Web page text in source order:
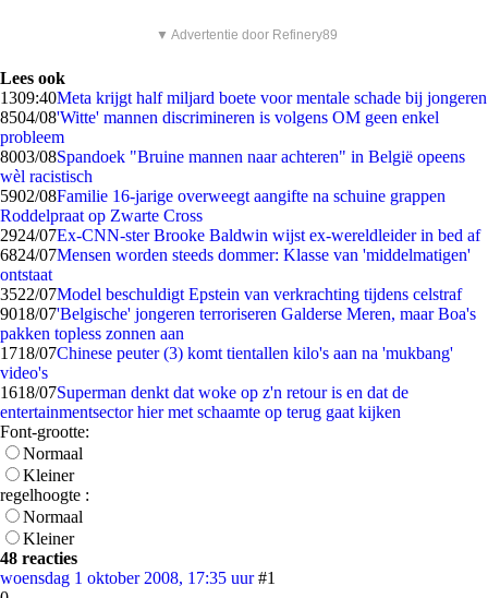
▼ Advertentie door Refinery89
Lees ook
1309:40Meta krijgt half miljard boete voor mentale schade bij jongeren
8504/08'Witte' mannen discrimineren is volgens OM geen enkel
probleem
8003/08Spandoek "Bruine mannen naar achteren" in België opeens
wèl racistisch
5902/08Familie 16-jarige overweegt aangifte na schuine grappen
Roddelpraat op Zwarte Cross
2924/07Ex-CNN-ster Brooke Baldwin wijst ex-wereldleider in bed af
6824/07Mensen worden steeds dommer: Klasse van 'middelmatigen'
ontstaat
3522/07Model beschuldigt Epstein van verkrachting tijdens celstraf
9018/07'Belgische' jongeren terroriseren Galderse Meren, maar Boa's
pakken topless zonnen aan
1718/07Chinese peuter (3) komt tientallen kilo's aan na 'mukbang'
video's
1618/07Superman denkt dat woke op z'n retour is en dat de
entertainmentsector hier met schaamte op terug gaat kijken
Font-grootte:
Normaal
Kleiner
regelhoogte :
Normaal
Kleiner
48 reacties
woensdag 1 oktober 2008, 17:35 uur #1